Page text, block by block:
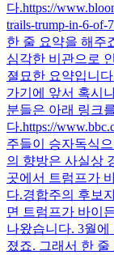
다.https://
trails-trump-in-6-of-
한 줄 요약을 해주
심각한 비관으로
졀묘한 요약입니
가기에 앞서 혹시
분들은 아래 링크
다.https://
주들이 승자독식
의 향방은 사실상
곳에서 트럼프가
다.경합주의 후보
면 트럼프가 바이
나왔습니다. 3월
졌죠. 그래서 한